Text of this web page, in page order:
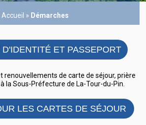
Accueil » Démarches
ET PASSEPORT
renouvellements de carte de séjour, prière
la Sous-Préfecture de La-Tour-du-Pin.
LES CARTES DE SÉJOUR